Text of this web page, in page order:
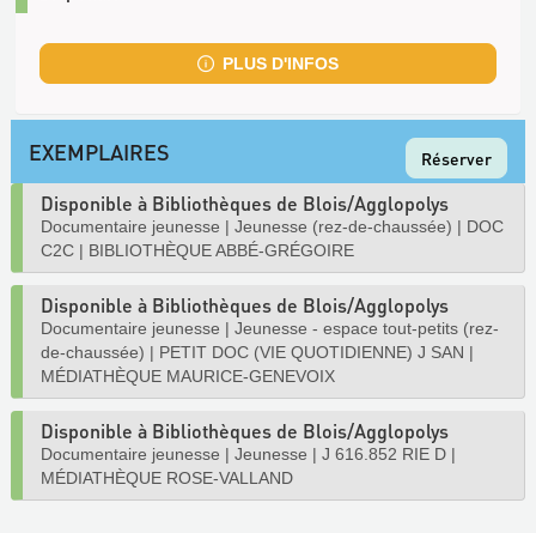
PLUS D'INFOS
EXEMPLAIRES Réserver
Disponible à Bibliothèques de Blois/Agglopolys
Documentaire jeunesse | Jeunesse (rez-de-chaussée) | DOC
C2C | BIBLIOTHÈQUE ABBÉ-GRÉGOIRE
Disponible à Bibliothèques de Blois/Agglopolys
Documentaire jeunesse | Jeunesse - espace tout-petits (rez-
de-chaussée) | PETIT DOC (VIE QUOTIDIENNE) J SAN |
MÉDIATHÈQUE MAURICE-GENEVOIX
Disponible à Bibliothèques de Blois/Agglopolys
Documentaire jeunesse | Jeunesse | J 616.852 RIE D |
MÉDIATHÈQUE ROSE-VALLAND